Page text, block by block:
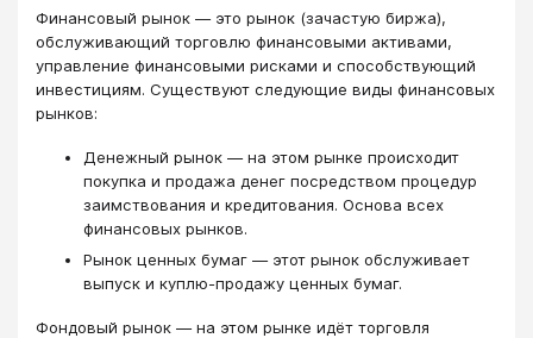
Финансовый рынок — это рынок (зачастую биржа),
обслуживающий торговлю финансовыми активами,
управление финансовыми рисками и способствующий
инвестициям. Существуют следующие виды финансовых
рынков:
Денежный рынок — на этом рынке происходит
покупка и продажа денег посредством процедур
заимствования и кредитования. Основа всех
финансовых рынков.
Рынок ценных бумаг — этот рынок обслуживает
выпуск и куплю-продажу ценных бумаг.
Фондовый рынок — на этом рынке идёт торговля